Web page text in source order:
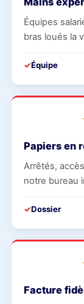
Équipes
bras loués la
Équipe
Papiers en
Arrêtés,
notre bureau
Dossier
Facture